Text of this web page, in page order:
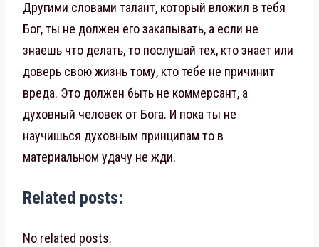
Другими словами талант, который вложил в тебя
Бог, ты не должен его закапывать, а если не
знаешь что делать, то послушай тех, кто знает или
доверь свою жизнь тому, кто тебе не причинит
вреда. Это должен быть не коммерсант, а
духовный человек от Бога. И пока ты не
научишься духовным принципам то в
материальном удачу не жди.
Related posts:
No related posts.